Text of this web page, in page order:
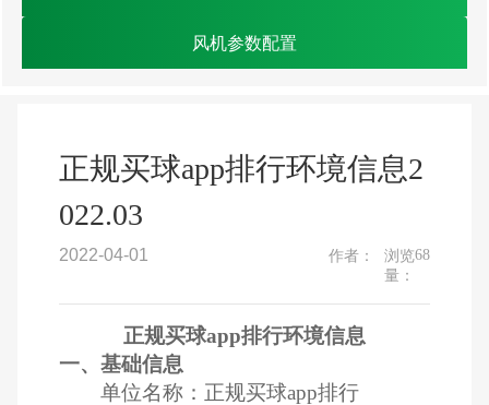
风机参数配置
正规买球app排行环境信息2
022.03
2022-04-01 作者：
浏览
量：
68
正规买球app排行环境信息
一、基础信息
单位名称：正规买球app排行